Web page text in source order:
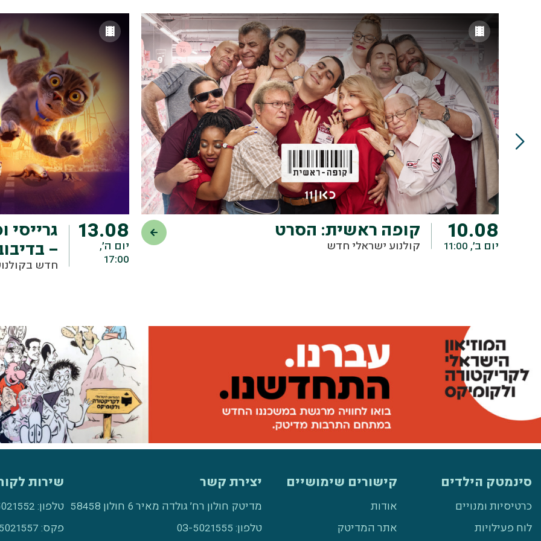
10.08
יום ב׳, 11:00
קופה ראשית: הסרט
קולנוע ישראלי חדש
13.08
יום ה׳,
17:00
גרייסי
–
חדש
סינמטק הילדים
כרטיסיות ומנויים
לוח פעילויות
קישורים שימושיים
אודות
אתר המדיטק
יצירת קשר
מדיטק חולון רח׳ גולדה מאיר 6 חולון 58458
טלפון: 03-5021555
שירות
טלפון:
פקס: